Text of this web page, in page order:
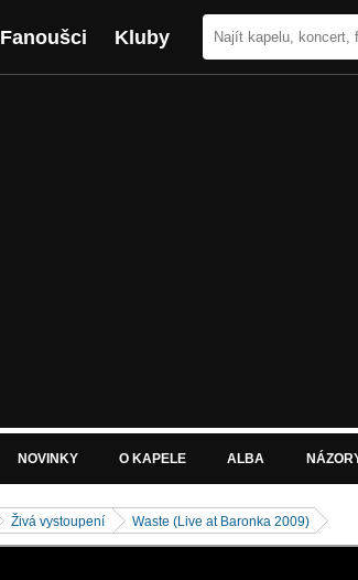
Fanoušci Kluby
NOVINKY O KAPELE ALBA
Živá vystoupení Waste (Live at Baronka 2009)